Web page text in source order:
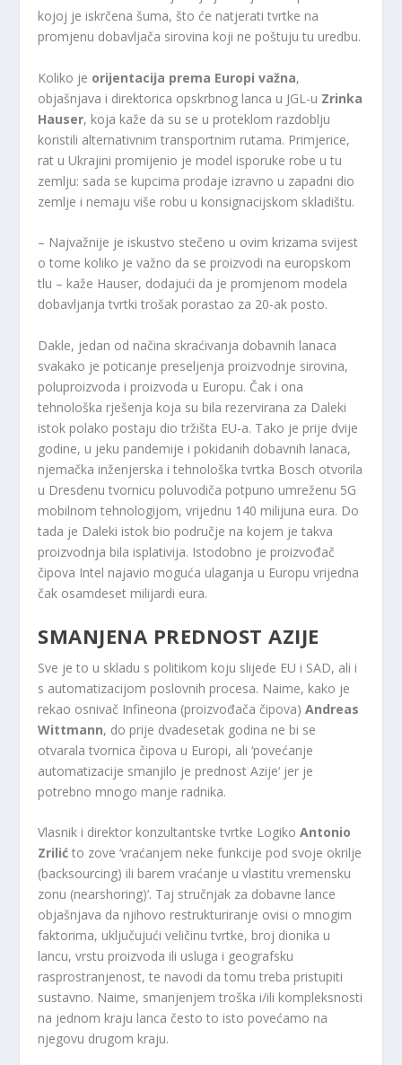
kojoj je iskrčena šuma, što će natjerati tvrtke na
promjenu dobavljača sirovina koji ne poštuju tu uredbu.
Koliko je orijentacija prema Europi važna,
objašnjava i direktorica opskrbnog lanca u JGL-u Zrinka
Hauser, koja kaže da su se u proteklom razdoblju
koristili alternativnim transportnim rutama. Primjerice,
rat u Ukrajini promijenio je model isporuke robe u tu
zemlju: sada se kupcima prodaje izravno u zapadni dio
zemlje i nemaju više robu u konsignacijskom skladištu.
– Najvažnije je iskustvo stečeno u ovim krizama svijest
o tome koliko je važno da se proizvodi na europskom
tlu – kaže Hauser, dodajući da je promjenom modela
dobavljanja tvrtki trošak porastao za 20-ak posto.
Dakle, jedan od načina skraćivanja dobavnih lanaca
svakako je poticanje preseljenja proizvodnje sirovina,
poluproizvoda i proizvoda u Europu. Čak i ona
tehnološka rješenja koja su bila rezervirana za Daleki
istok polako postaju dio tržišta EU-a. Tako je prije dvije
godine, u jeku pandemije i pokidanih dobavnih lanaca,
njemačka inženjerska i tehnološka tvrtka Bosch otvorila
u Dresdenu tvornicu poluvodiča potpuno umreženu 5G
mobilnom tehnologijom, vrijednu 140 milijuna eura. Do
tada je Daleki istok bio područje na kojem je takva
proizvodnja bila isplativija. Istodobno je proizvođač
čipova Intel najavio moguća ulaganja u Europu vrijedna
čak osamdeset milijardi eura.
SMANJENA PREDNOST AZIJE
Sve je to u skladu s politikom koju slijede EU i SAD, ali i
s automatizacijom poslovnih procesa. Naime, kako je
rekao osnivač Infineona (proizvođača čipova)Andreas
Wittmann, do prije dvadesetak godina ne bi se
otvarala tvornica čipova u Europi, ali ‘povećanje
automatizacije smanjilo je prednost Azije‘ jer je
potrebno mnogo manje radnika.
Vlasnik i direktor konzultantske tvrtke LogikoAntonio
Zrilić to zove ‘vraćanjem neke funkcije pod svoje okrilje
(backsourcing) ili barem vraćanje u vlastitu vremensku
zonu (nearshoring)‘. Taj stručnjak za dobavne lance
objašnjava da njihovo restrukturiranje ovisi o mnogim
faktorima, uključujući veličinu tvrtke, broj dionika u
lancu, vrstu proizvoda ili usluga i geografsku
rasprostranjenost, te navodi da tomu treba pristupiti
sustavno. Naime, smanjenjem troška i/ili kompleksnosti
na jednom kraju lanca često to isto povećamo na
njegovu drugom kraju.